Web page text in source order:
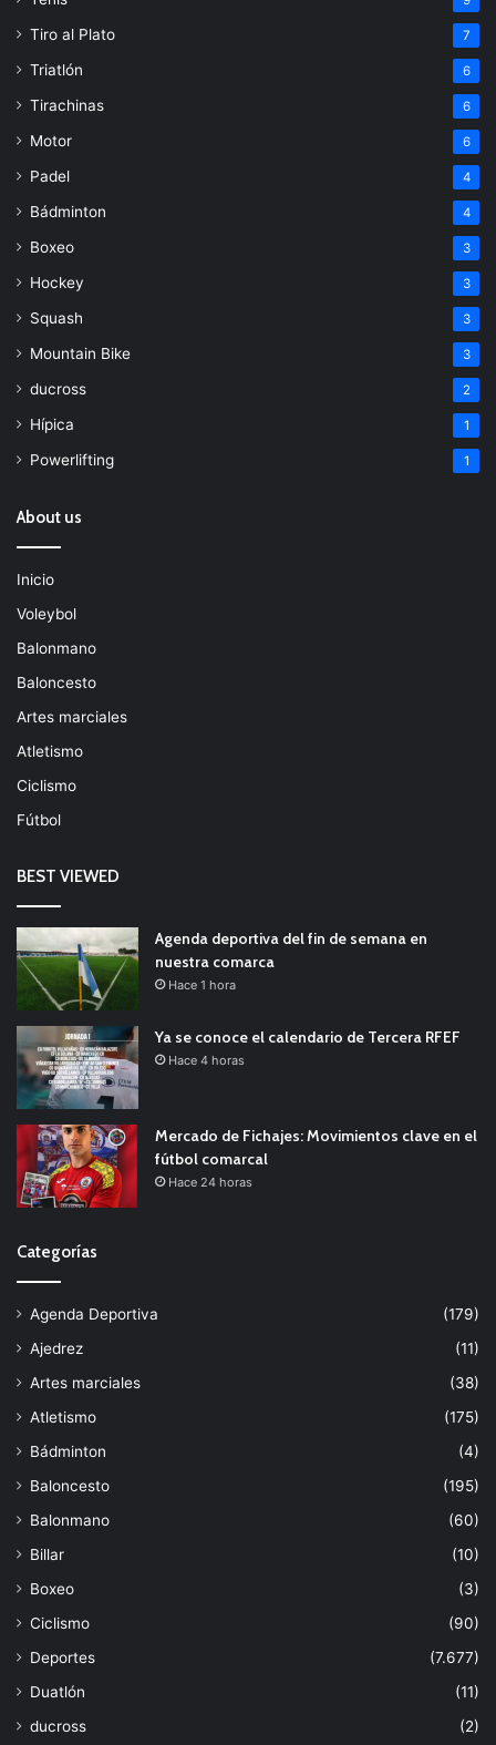
Tiro al Plato 7
Triatlón 6
Tirachinas 6
Motor 6
Padel 4
Bádminton 4
Boxeo 3
Hockey 3
Squash 3
Mountain Bike 3
ducross 2
Hípica 1
Powerlifting 1
About us
Inicio
Voleybol
Balonmano
Baloncesto
Artes marciales
Atletismo
Ciclismo
Fútbol
BEST VIEWED
Agenda deportiva del fin de semana en
nuestra comarca
Hace 1 hora
Ya se conoce el calendario de Tercera RFEF
Hace 4 horas
Mercado de Fichajes: Movimientos clave en el
fútbol comarcal
Hace 24 horas
Categorías
Agenda Deportiva
(179)
Ajedrez
(11)
Artes marciales
(38)
Atletismo
(175)
Bádminton
(4)
Baloncesto
(195)
Balonmano
(60)
Billar
(10)
Boxeo
(3)
Ciclismo
(90)
Deportes
(7.677)
Duatlón
(11)
ducross
(2)